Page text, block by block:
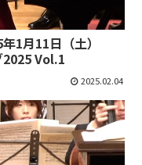
1月11日（土）
Vol.1
2025.02.04